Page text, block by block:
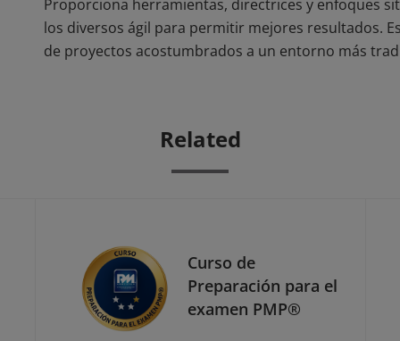
Proporciona herramientas, directrices y enfoques
los diversos ágil para permitir mejores resultados.
de proyectos acostumbrados a un entorno más
Related
Curso de
Preparación para el
examen PMP®